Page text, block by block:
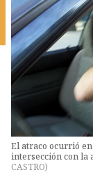
El atraco ocurrió
intersección con la
CASTRO)